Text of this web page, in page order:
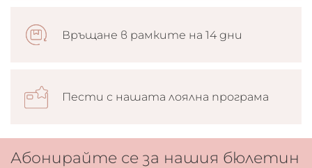
Връщане в рамките на 14 дни
Пести с нашата лоялна програма
Абонирайте се за нашия бюлетин